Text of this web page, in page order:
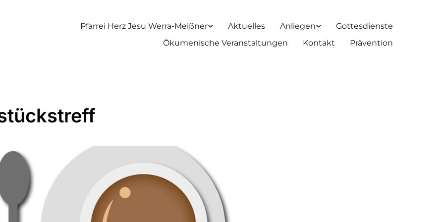
Pfarrei Herz Jesu Werra-Meißner Aktuelles Anliegen
Gottesdienste
Ökumenische Veranstaltungen
Kontakt Prävention